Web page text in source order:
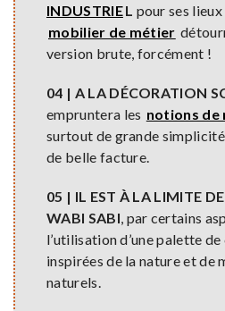
INDUSTRIEL pour ses
mobilier de métier
version brute, forcément !
04 | A LA DÉCORATION
empruntera les notions de
surtout de grande
de belle facture.
05 | IL EST À LA LIMITE
WABI SABI , par certains
l’utilisation d’une palette de
inspirées de la nature et de
naturels.